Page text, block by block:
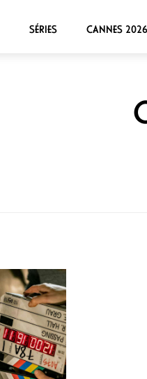
SÉRIES CANNES 2026